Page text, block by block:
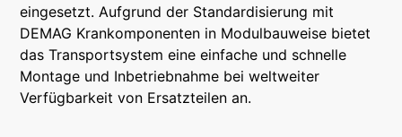
eingesetzt. Aufgrund der Standardisierung mit
DEMAG Krankomponenten in Modulbauweise bietet
das Transportsystem eine einfache und schnelle
Montage und Inbetriebnahme bei weltweiter
Verfügbarkeit von Ersatzteilen an.